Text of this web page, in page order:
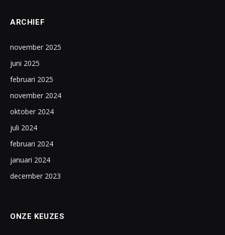
ARCHIEF
november 2025
juni 2025
februari 2025
november 2024
oktober 2024
juli 2024
februari 2024
januari 2024
december 2023
ONZE KEUZES